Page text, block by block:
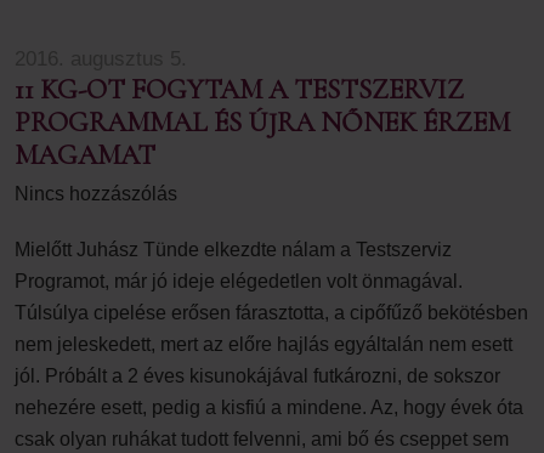
11 KG-OT FOGYTAM A TESTSZERVIZ
PROGRAMMAL ÉS ÚJRA NŐNEK ÉRZEM
MAGAMAT
Nincs hozzászólás
Mielőtt Juhász Tünde elkezdte nálam a Testszerviz
Programot, már jó ideje elégedetlen volt önmagával.
Túlsúlya cipelése erősen fárasztotta, a cipőfűző bekötésben
nem jeleskedett, mert az előre hajlás egyáltalán nem esett
jól. Próbált a 2 éves kisunokájával futkározni, de sokszor
nehezére esett, pedig a kisfiú a mindene. Az, hogy évek óta
csak olyan ruhákat tudott felvenni, ami bő és cseppet sem